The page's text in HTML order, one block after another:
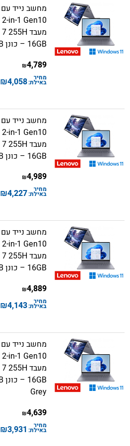
16GB – כונן 1TB – צבע Luna Grey
4,789
₪
מחיר
באילת:4,058
₪
16GB – כונן 1TB – צבע Luna Grey
4,989
₪
מחיר
באילת:4,227
₪
16GB – כונן 1TB – צבע Luna Grey
4,889
₪
מחיר
באילת:4,143
₪
Grey
4,639
₪
מחיר
באילת: 3,931
₪